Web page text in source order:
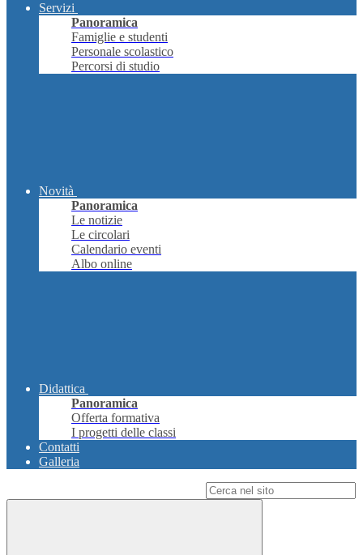
Servizi
Panoramica
Famiglie e studenti
Personale scolastico
Percorsi di studio
Novità
Panoramica
Le notizie
Le circolari
Calendario eventi
Albo online
Didattica
Panoramica
Offerta formativa
I progetti delle classi
Contatti
Galleria